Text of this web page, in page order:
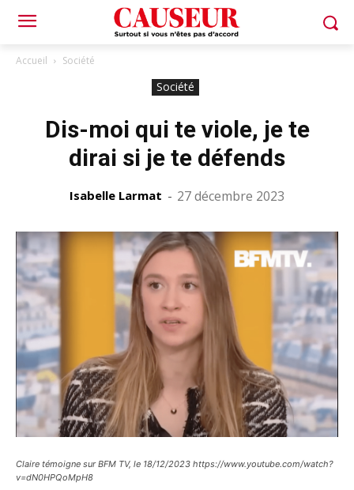
Accueil Société
Société
Dis-moi qui te viole, je te
dirai si je te défends
Isabelle Larmat - 27 décembre 2023
Claire témoigne sur BFM TV, le 18/12/2023 https://www.youtube.com/watch?
v=dN0HPQoMpH8